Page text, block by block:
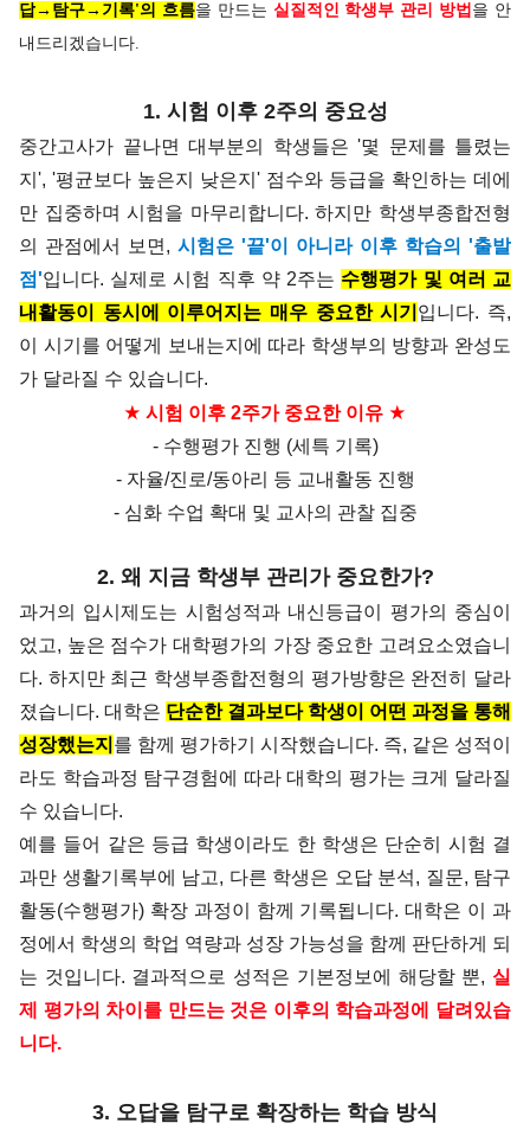
답→탐구→기록'의 흐름을 만드는 실질적인 학생부 관리 방법 을 안
내드리겠습니다.
1. 시험 이후 2주의 중요성
중간고사가 끝나면 대부분의 학생들은 '몇 문제를 틀렸는
지', '평균보다 높은지 낮은지' 점수와 등급을 확인하는 데에
만 집중하며 시험을 마무리합니다.하지만 학생부종합전형
의 관점에서 보면, 시험은 '끝'이 아니라 이후 학습의 '출발
점'입니다. 실제로 시험 직후 약 2주는 수행평가 및 여러 교
내활동이 동시에 이루어지는 매우 중요한 시기 입니다. 즉,
이 시기를 어떻게 보내는지에 따라 학생부의 방향과 완성도
가 달라질 수 있습니다.
★시험 이후 2주가 중요한 이유 ★
- 수행평가 진행 (세특 기록)
- 자율/진로/동아리 등 교내활동 진행
- 심화 수업 확대 및 교사의 관찰 집중
2. 왜 지금 학생부 관리가 중요한가?
과거의 입시제도는 시험성적과 내신등급이 평가의 중심이
었고, 높은 점수가 대학평가의 가장 중요한 고려요소였습니
다. 하지만 최근 학생부종합전형의 평가방향은 완전히 달라
졌습니다. 대학은 단순한 결과보다 학생이 어떤 과정을 통해
성장했는지 를 함께 평가하기 시작했습니다. 즉, 같은 성적이
라도 학습과정 탐구경험에 따라 대학의 평가는 크게 달라질
수 있습니다.
예를 들어 같은 등급 학생이라도 한 학생은 단순히 시험 결
과만 생활기록부에 남고, 다른 학생은 오답 분석, 질문, 탐구
활동(수행평가) 확장 과정이 함께 기록됩니다.대학은 이 과
정에서 학생의 학업 역량과 성장 가능성을 함께 판단하게 되
는 것입니다. 결과적으로 성적은 기본정보에 해당할 뿐, 실
제 평가의 차이를 만드는 것은 이후의 학습과정에 달려있습
니다.
3. 오답을 탐구로 확장하는 학습 방식